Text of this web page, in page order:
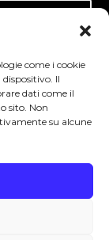
come i cookie
Il
dati come il
sito. Non
su alcune
vietata ai
alcol è